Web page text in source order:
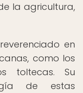
la agricultura,
en
como los
toltecas. Su
de estas